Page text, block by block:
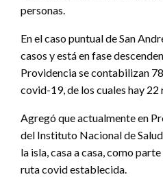
personas.
En el caso puntual de San
casos y está en fase
Providencia se contabilizan
covid-19, de los cuales hay 22
Agregó que actualmente en
del Instituto Nacional de
la isla, casa a casa, como
ruta covid establecida.